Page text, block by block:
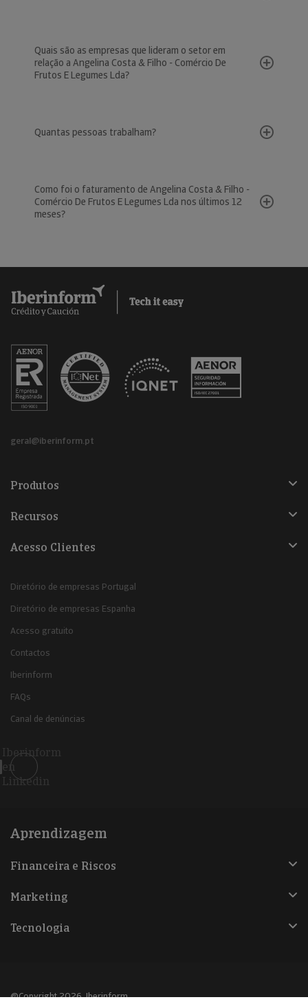
Quais são as empresas que lideram o setor em
relação a Angelina Costa & Filho - Comércio De
Frutos E Legumes Lda?
Quantas pessoas trabalham?
Como foi o faturamento de Angelina Costa & Filho -
Comércio De Frutos E Legumes Lda nos últimos 12
meses?
geral@iberinform.pt
Produtos
Recursos
Acesso Clientes
Diretório de empresas Portugal
Diretório de empresas Espanha
Acesso gratuito
Contactos
Iberinform
FAQs
Canal de denúncias
Iberinform
en
Linkedin
Aprendizagem
Financeira e Riscos
Marketing
Tecnologia
@Copyright 2026, Iberinform